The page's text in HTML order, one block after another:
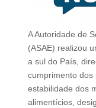
A Autoridade de
(ASAE) realizou
a sul do País,
cumprimento dos
estabilidade dos
alimentícios,